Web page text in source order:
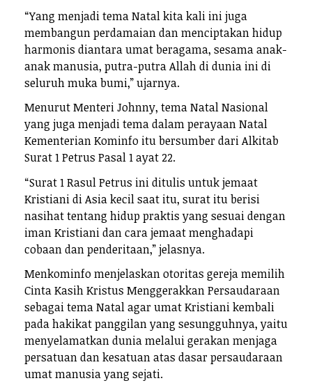
“Yang menjadi tema Natal kita kali ini juga
membangun perdamaian dan menciptakan hidup
harmonis diantara umat beragama, sesama anak-
anak manusia, putra-putra Allah di dunia ini di
seluruh muka bumi,” ujarnya.
Menurut Menteri Johnny, tema Natal Nasional
yang juga menjadi tema dalam perayaan Natal
Kementerian Kominfo itu bersumber dari Alkitab
Surat 1 Petrus Pasal 1 ayat 22.
“Surat 1 Rasul Petrus ini ditulis untuk jemaat
Kristiani di Asia kecil saat itu, surat itu berisi
nasihat tentang hidup praktis yang sesuai dengan
iman Kristiani dan cara jemaat menghadapi
cobaan dan penderitaan,” jelasnya.
Menkominfo menjelaskan otoritas gereja memilih
Cinta Kasih Kristus Menggerakkan Persaudaraan
sebagai tema Natal agar umat Kristiani kembali
pada hakikat panggilan yang sesungguhnya, yaitu
menyelamatkan dunia melalui gerakan menjaga
persatuan dan kesatuan atas dasar persaudaraan
umat manusia yang sejati.